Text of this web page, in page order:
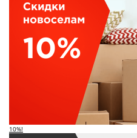
10%!